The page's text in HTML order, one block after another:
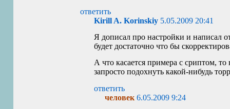
ответить
Kirill A. Korinskiy 5.05.2009 20:41
Я дописал про настройки и написал
будет достаточно что бы
А что касается примера с сриптом,
запросто подохнуть какой-нибудь
ответить
человек 6.05.2009 9:24